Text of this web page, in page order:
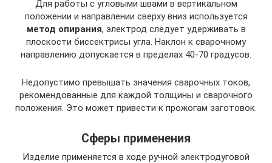
Для работы с угловыми швами в вертикальном
положении и направлении сверху вниз используется
метод опирания, электрод следует удерживать в
плоскости биссектрисы угла. Наклон к сварочному
направлению допускается в пределах 40-70 градусов.
Недопустимо превышать значения сварочных токов,
рекомендованные для каждой толщины и сварочного
положения. Это может привести к прожогам заготовок.
Сферы применения
Изделие применяется в ходе ручной электродуговой